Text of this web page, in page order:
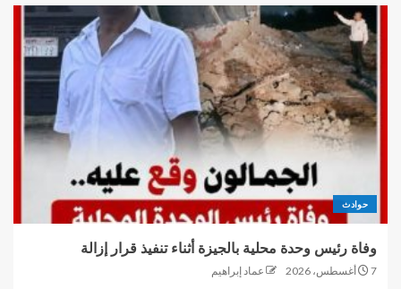
حوادث
وفاة رئيس وحدة محلية بالجيزة أثناء تنفيذ قرار إزالة
7 أغسطس، 2026 عماد إبراهيم